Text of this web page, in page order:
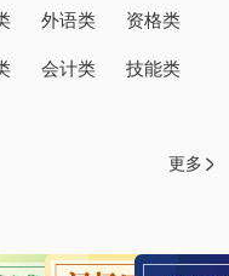
外语类 资格类
会计类 技能类
更多